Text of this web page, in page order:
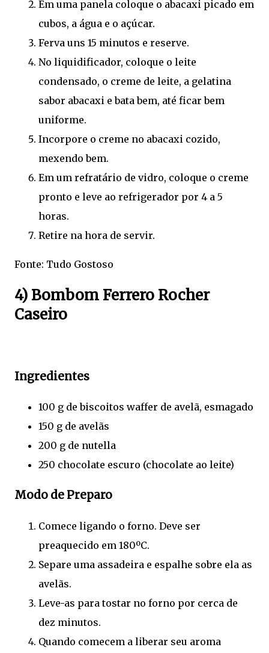
Em uma panela coloque o abacaxi picado em
cubos, a água e o açúcar.
Ferva uns 15 minutos e reserve.
No liquidificador, coloque o leite
condensado, o creme de leite, a gelatina
sabor abacaxi e bata bem, até ficar bem
uniforme.
Incorpore o creme no abacaxi cozido,
mexendo bem.
Em um refratário de vidro, coloque o creme
pronto e leve ao refrigerador por 4 a 5
horas.
Retire na hora de servir.
Fonte: Tudo Gostoso
4) Bombom Ferrero Rocher
Caseiro
Ingredientes
100 g de biscoitos waffer de avelã, esmagado
150 g de avelãs
200 g de nutella
250 chocolate escuro (chocolate ao leite)
Modo de Preparo
Comece ligando o forno. Deve ser
preaquecido em 180ºC.
Separe uma assadeira e espalhe sobre ela as
avelãs.
Leve-as para tostar no forno por cerca de
dez minutos.
Quando comecem a liberar seu aroma